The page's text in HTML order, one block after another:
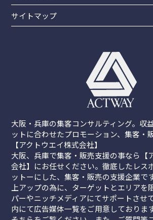
サイトマップ
大阪・兵庫の集客コンサルティング。収
ットに合わせたプロモーション、集客・
【アクトウエイ株式会社】
大阪、兵庫で集客・販売支援の事なら【
会社】にお任せください。徹底したレス
ットーにした、集客・販売の支援企業で
上アップの為に、ターゲットとエリアを
パーやニッチメディアにてサポートさせ
内にて広告媒体一覧をご用意しておりま